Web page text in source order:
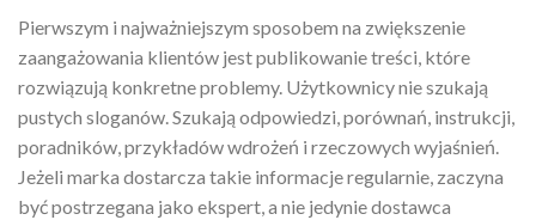
Pierwszym i najważniejszym sposobem na zwiększenie
zaangażowania klientów jest publikowanie treści, które
rozwiązują konkretne problemy. Użytkownicy nie szukają
pustych sloganów. Szukają odpowiedzi, porównań, instrukcji,
poradników, przykładów wdrożeń i rzeczowych wyjaśnień.
Jeżeli marka dostarcza takie informacje regularnie, zaczyna
być postrzegana jako ekspert, a nie jedynie dostawca